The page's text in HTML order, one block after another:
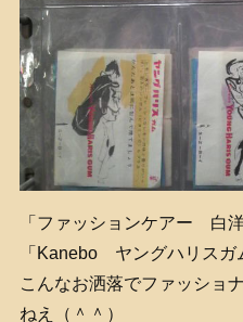
「ファッションケアー 白洋
「Kanebo ヤングハリスガ
こんなお洒落でファッショ
ねえ（＾＾）